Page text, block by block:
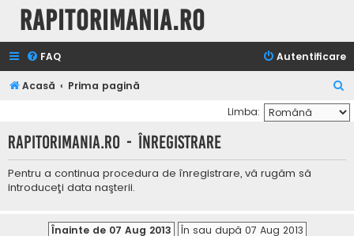
Rapitorimania.ro
FAQ Autentificare
Acasă Prima pagină
ă
u
Limba:
Rapitorimania.ro - Înregistrare
Pentru a continua procedura de înregistrare, vă rugăm să
introduceţi data naşterii.